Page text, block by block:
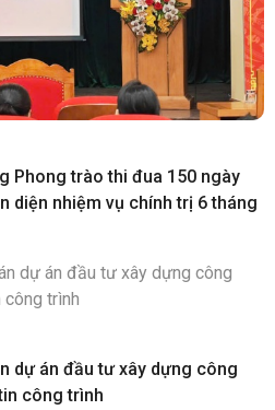
Phong trào thi đua 150 ngày
diện nhiệm vụ chính trị 6 tháng
dự án đầu tư xây dựng công
công trình